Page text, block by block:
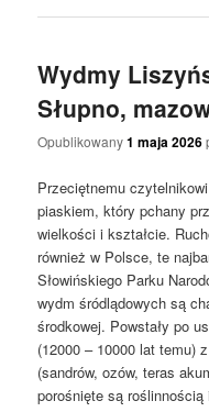
Wydmy
Słupno,
Opublikowany1 maja 2026
Przeciętnemu
piaskiem, który pchany
wielkości i kształcie.
również w Polsce, te
Słowińskiego Parku
wydm śródlądowych są
środkowej. Powstały po
(12000 – 10000 lat temu)
(sandrów, ozów, teras
porośnięte są